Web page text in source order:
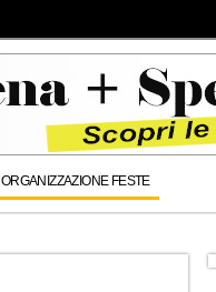
ORGANIZZAZIONE FESTE